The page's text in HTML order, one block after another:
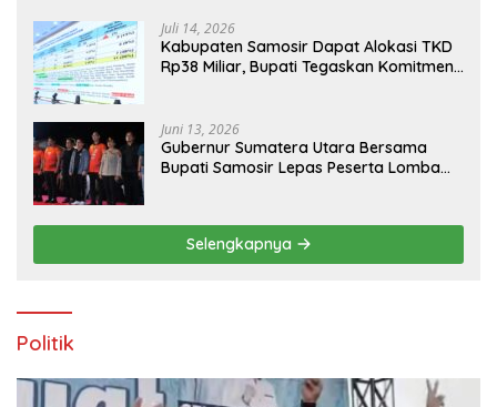
Juli 14, 2026
Kabupaten Samosir Dapat Alokasi TKD
Rp38 Miliar, Bupati Tegaskan Komitmen
Juni 13, 2026
Gubernur Sumatera Utara Bersama
Bupati Samosir Lepas Peserta Lomba
Selengkapnya
Politik